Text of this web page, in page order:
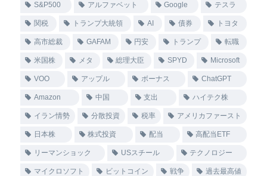
S&P500 アルファベット Google テスラ
関税 トランプ大統領 AI 債券 トヨタ
高市総裁 GAFAM 円安 トランプ 転職
米国株 メタ 総理大臣 SPYD Microsoft
VOO アップル ボーナス ChatGPT
Amazon 中国 支出 ハイテク株
イラン情勢 分散投資 税率 アメリカファースト
日本株 株式投資 配当 高配当ETF
リーマンショック USスチール テクノロジー
マイクロソフト ビットコイン 戦争 過去最高値